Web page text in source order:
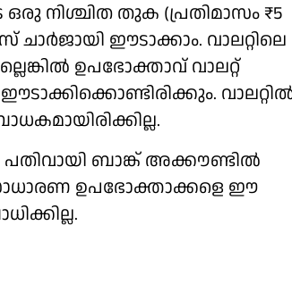
ഒരു നിശ്ചിത തുക (പ്രതിമാസം ₹5
ചാര്‍ജായി ഈടാക്കാം. വാലറ്റിലെ
ഉപഭോക്താവ് വാലറ്റ്
ബാങ്ക് അക്കൗണ്ടില്‍
സാധാരണ ഉപഭോക്താക്കളെ ഈ